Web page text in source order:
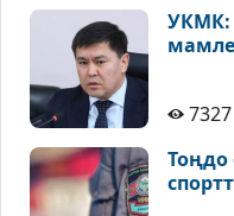
УКМК:
7327